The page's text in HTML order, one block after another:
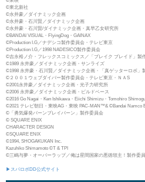
©東北新社
©永井豪／ダイナミック企画
©永井豪・石川賢／ダイナミック企画
©永井豪・石川賢/ダイナミック企画・真早乙女研究所
©BANDAI VISUAL・FlyingDog・GAINAX
©Production I.G／ナデシコ製作委員会・テレビ東京
©Production I.G／1998 NADESICO製作委員会
©吉永裕ノ介・フレックスコミックス／「ブレイク ブレイド」製
©1989 永井豪／ダイナミック企画・サンライズ
©1998 永井豪・石川賢／ダイナミック企画・「真ゲッターロボ」
©２００１ウェブダイバー製作委員会・テレビ東京・ＮＡS
©2001永井豪／ダイナミック企画・光子力研究所
©2006 永井豪／ダイナミック企画・ビルドベース
©2016 Go Nagai・Ken Ishikawa・Eiichi Shimizu・Tomohiro
©2021 テレビ朝日・東映AG・東映 PAC-MAN™& ©Bandai Namco
©「勇気爆発バーンブレイバーン」製作委員会
© SQUARE ENIX
CHARACTER DESIGN
©SQUARE ENIX
©1994, SHOGAKUKAN Inc.
Kazuhiko Shimamoto ©T & TPI
©三嶋与夢・オーバーラップ／俺は星間国家の悪徳領主！製作委
▶スパロボDD公式サイト